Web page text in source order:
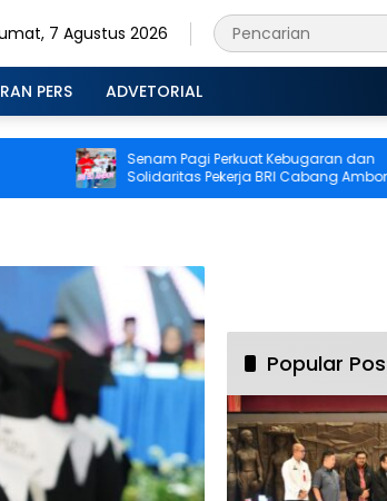
7 Agustus 2026
PERS ADVETORIAL
Senam Pagi Perkuat Kebugaran dan
Solidaritas Pekerja BRI Cabang Ambon
Popular